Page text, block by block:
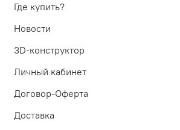
Где купить?
Новости
3D-конструктор
Личный кабинет
Договор-Оферта
Доставка